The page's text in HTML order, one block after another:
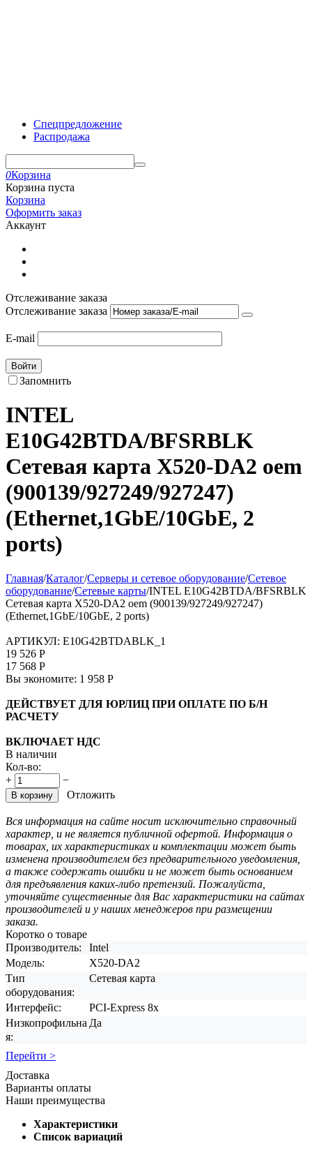
Спецпредложение
Распродажа
0Корзина
Корзина пуста
Корзина
Оформить заказ
Аккаунт
Отслеживание заказа
Отслеживание заказа
E-mail
Войти
Запомнить
INTEL
E10G42BTDA/BFSRBLK
Сетевая карта X520-DA2 oem
(900139/927249/927247)
(Ethernet,1GbE/10GbE, 2
ports)
Главная/Каталог/Серверы и сетевое оборудование/Сетевое
оборудование/Сетевые карты/INTEL E10G42BTDA/BFSRBLK
Сетевая карта X520-DA2 oem (900139/927249/927247)
(Ethernet,1GbE/10GbE, 2 ports)
АРТИКУЛ: E10G42BTDABLK_1
19 526 Р
17 568 Р
Вы экономите: 1 958 Р
ДЕЙСТВУЕТ ДЛЯ ЮРЛИЦ ПРИ ОПЛАТЕ ПО Б/Н
РАСЧЕТУ
ВКЛЮЧАЕТ НДС
В наличии
Кол-во:
+
−
В корзину Отложить
Вся информация на сайте носит исключительно справочный
характер, и не является публичной офертой. Информация о
товарах, их характеристиках и комплектации может быть
изменена производителем без предварительного уведомления,
а также содержать ошибки и не может быть основанием
для предъявления каких-либо претензий. Пожалуйста,
уточняйте существенные для Вас характеристики на сайтах
производителей и у наших менеджеров при размещении
заказа.
Коротко о товаре
Производитель:
Intel
Модель:
X520-DA2
Тип
оборудования:
Сетевая карта
Интерфейс:
PCI-Express 8x
Низкопрофильна
я:
Да
Перейти >
Доставка
Варианты оплаты
Наши преимущества
Характеристики
Список вариаций